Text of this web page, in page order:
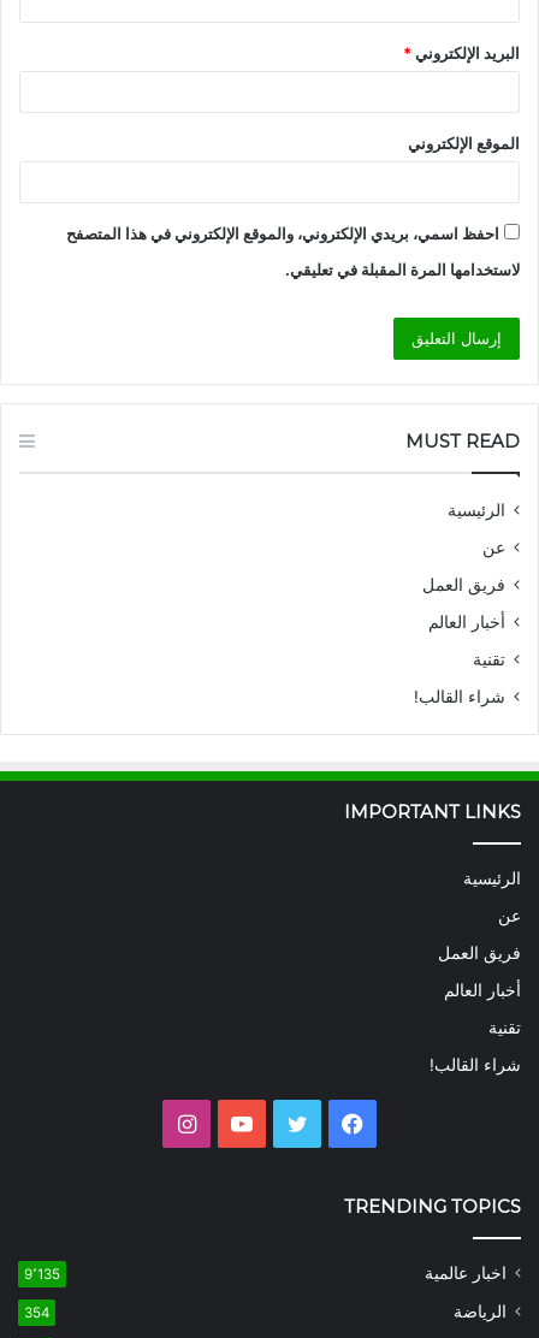
البريد الإلكتروني*
الموقع الإلكتروني
احفظ اسمي، بريدي الإلكتروني، والموقع الإلكتروني في هذا المتصفح
لاستخدامها المرة المقبلة في تعليقي.
MUST READ
الرئيسية
عن
فريق العمل
أخبار العالم
تقنية
شراء القالب!
IMPORTANT LINKS
الرئيسية
عن
فريق العمل
أخبار العالم
تقنية
شراء القالب!
فيسبوك تويتر يوتيوب
TRENDING TOPICS
اخبار عالمية 9٬135
الرياضة 354